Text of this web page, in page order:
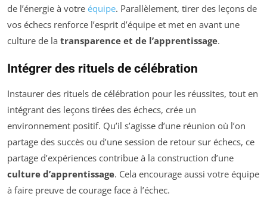
de l’énergie à votre équipe. Parallèlement, tirer des leçons de
vos échecs renforce l’esprit d’équipe et met en avant une
culture de la transparence et de l’apprentissage.
Intégrer des rituels de célébration
Instaurer des rituels de célébration pour les réussites, tout en
intégrant des leçons tirées des échecs, crée un
environnement positif. Qu’il s’agisse d’une réunion où l’on
partage des succès ou d’une session de retour sur échecs, ce
partage d’expériences contribue à la construction d’une
culture d’apprentissage. Cela encourage aussi votre équipe
à faire preuve de courage face à l’échec.